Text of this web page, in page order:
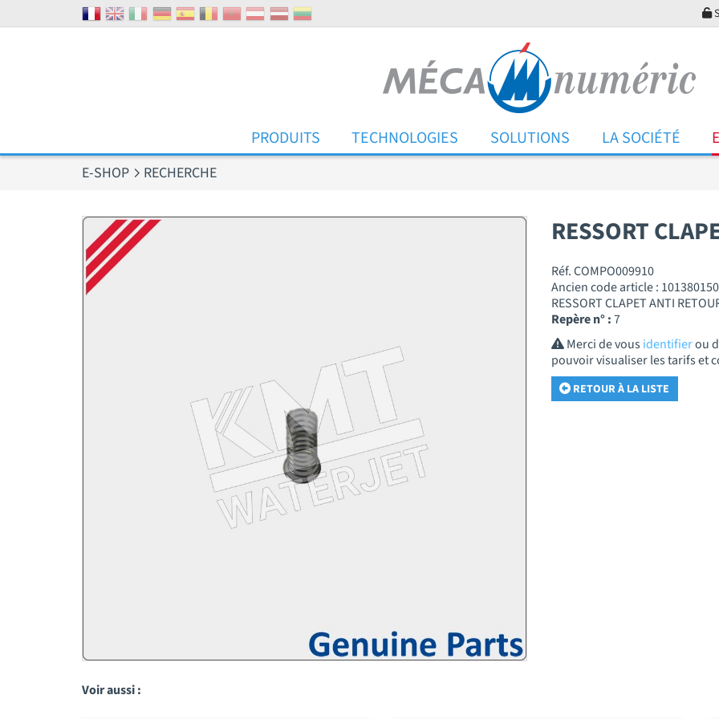
PRODUITS TECHNOLOGIES SOLUTIONS LA SOCIÉTÉ
E-SHOP RECHERCHE
RESSORT
Réf. COMPO009910
Ancien code article : 101380150
RESSORT CLAPET ANTI
Repère n° :7
Merci de vousidentifierou
pouvoir visualiser les tarifs et
RETOUR À LA LISTE
Voir aussi :
Panneau de gestion des cookies